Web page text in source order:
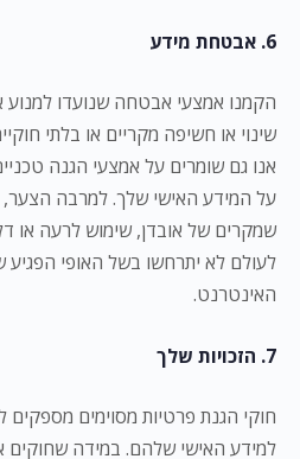
6. אבטחת מידע
הקמנו אמצעי אבטחה שנועדו למנוע
שינוי או חשיפה מקריים או בלתי
אנו גם שומרים על אמצעי הגנה
על המידע האישי שלך. למרבה הצער,
שמקרים של אובדן, שימוש לרעה או
לעולם לא יתרחשו בשל האופי
האינטרנט.
7. הזכויות שלך
חוקי הגנת פרטיות מסוימים מספקים
למידע האישי שלהם. במידה שחוקים